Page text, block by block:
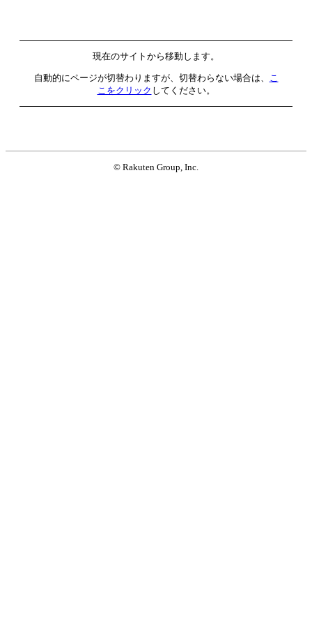
現在のサイトから移動します。
自動的にページが切替わりますが、切替わらない場合は、 こ
こをクリック してください。
© Rakuten Group, Inc.